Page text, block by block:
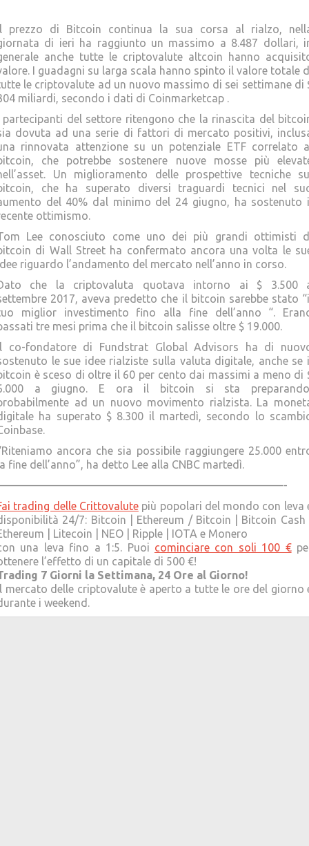
prezzo di Bitcoin continua la sua corsa al rialzo,
di ieri ha raggiunto un massimo a 8.487 dollari,
anche tutte le criptovalute altcoin hanno
I guadagni su larga scala hanno spinto il valore totale
le criptovalute ad un nuovo massimo di sei settimane di
miliardi, secondo i dati di Coinmarketcap .
partecipanti del settore ritengono che la rinascita del
dovuta ad una serie di fattori di mercato positivi,
rinnovata attenzione su un potenziale ETF correlato
che potrebbe sostenere nuove mosse più
Un miglioramento delle prospettive tecniche
che ha superato diversi traguardi tecnici nel
del 40% dal minimo del 24 giugno, ha sostenuto
ottimismo.
Lee conosciuto come uno dei più grandi ottimisti
di Wall Street ha confermato ancora una volta le
riguardo l’andamento del mercato nell’anno in corso.
che la criptovaluta quotava intorno ai $ 3.500
2017, aveva predetto che il bitcoin sarebbe stato
miglior investimento fino alla fine dell’anno “.
tre mesi prima che il bitcoin salisse oltre $ 19.000.
co-fondatore di Fundstrat Global Advisors ha di
le sue idee rialziste sulla valuta digitale, anche se
è sceso di oltre il 60 per cento dai massimi a meno di
a giugno. E ora il bitcoin si sta
ad un nuovo movimento rialzista. La
ha superato $ 8.300 il martedì, secondo lo
ancora che sia possibile raggiungere 25.000
fine dell’anno”, ha detto Lee alla CNBC martedì.
trading delle Crittovalutepiù popolari del mondo con leva
24/7: Bitcoin | Ethereum / Bitcoin | Bitcoin Cash
| Litecoin | NEO | Ripple | IOTA e Monero
una leva fino a 1:5. Puoi cominciare con soli 100 €
l’effetto di un capitale di 500 €!
7 Giorni la Settimana, 24 Ore al Giorno!
mercato delle criptovalute è aperto a tutte le ore del giorno
i weekend.